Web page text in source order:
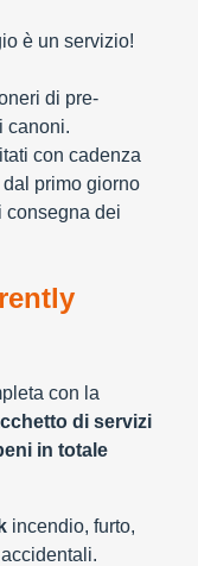
è un servizio!
di pre-
canoni.
con cadenza
primo giorno
consegna dei
con la
di servizi
in totale
incendio, furto,